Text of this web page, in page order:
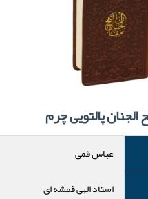
پالتویی چرم
عباس قمی
استاد الهی قمشه ای